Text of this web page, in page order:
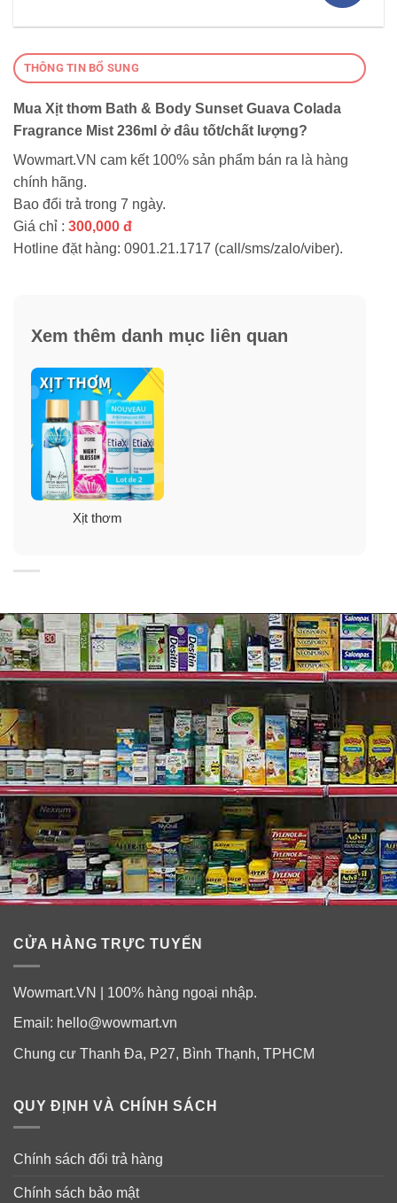
THÔNG TIN BỔ SUNG
Mua Xịt thơm Bath & Body Sunset Guava Colada
Fragrance Mist 236ml ở đâu tốt/chất lượng?
Wowmart.VN cam kết 100% sản phẩm bán ra là hàng
chính hãng.
Bao đổi trả trong 7 ngày.
Giá chỉ : 300,000 đ
Hotline đặt hàng: 0901.21.1717 (call/sms/zalo/viber).
Xem thêm danh mục liên quan
Xịt thơm
CỬA HÀNG TRỰC TUYẾN
Wowmart.VN | 100% hàng ngoại nhập.
Email: hello@wowmart.vn
Chung cư Thanh Đa, P27, Bình Thạnh, TPHCM
QUY ĐỊNH VÀ CHÍNH SÁCH
Chính sách đổi trả hàng
Chính sách bảo mật